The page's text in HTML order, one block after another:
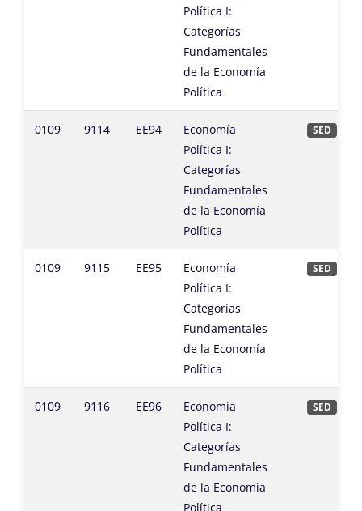
Política I:
Categorías
Fundamentales
de la Economía
Política
0109 9114 EE94
Economía
Política I:
Categorías
Fundamentales
de la Economía
Política
SED
0109 9115 EE95
Economía
Política I:
Categorías
Fundamentales
de la Economía
Política
SED
0109 9116 EE96
Economía
Política I:
Categorías
Fundamentales
de la Economía
Política
SED